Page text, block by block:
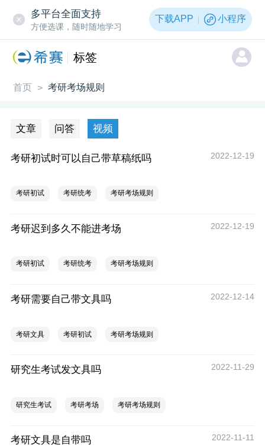
多平台全面支持
方便选课，随时随地学习
下载APP 小程序
标签
首页 > 考研考场规则
文章 问答 视频
考研初试时可以自己带草稿纸吗 2022-12-19
考研初试 考研统考 考研考场规则
考研迟到多久不能进考场 2022-12-19
考研初试 考研统考 考研考场规则
考研需要自己带文具吗 2022-12-14
考研文具 考研初试 考研考场规则
研究生考试发文具吗 2022-11-29
研究生考试 考研考场 考研考场规则
考研文具是自带吗 2022-11-11